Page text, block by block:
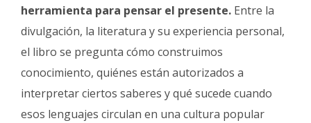
herramienta para pensar el presente. Entre la
divulgación, la literatura y su experiencia personal,
el libro se pregunta cómo construimos
conocimiento, quiénes están autorizados a
interpretar ciertos saberes y qué sucede cuando
esos lenguajes circulan en una cultura popular